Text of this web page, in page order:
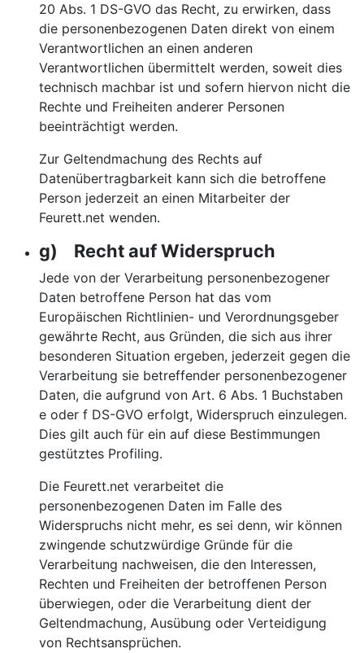
20 Abs. 1 DS-GVO das Recht, zu erwirken, dass
die personenbezogenen Daten direkt von einem
Verantwortlichen an einen anderen
Verantwortlichen übermittelt werden, soweit dies
technisch machbar ist und sofern hiervon nicht die
Rechte und Freiheiten anderer Personen
beeinträchtigt werden.
Zur Geltendmachung des Rechts auf
Datenübertragbarkeit kann sich die betroffene
Person jederzeit an einen Mitarbeiter der
Feurett.net wenden.
g) Recht auf Widerspruch
Jede von der Verarbeitung personenbezogener
Daten betroffene Person hat das vom
Europäischen Richtlinien- und Verordnungsgeber
gewährte Recht, aus Gründen, die sich aus ihrer
besonderen Situation ergeben, jederzeit gegen die
Verarbeitung sie betreffender personenbezogener
Daten, die aufgrund von Art. 6 Abs. 1 Buchstaben
e oder f DS-GVO erfolgt, Widerspruch einzulegen.
Dies gilt auch für ein auf diese Bestimmungen
gestütztes Profiling.
Die Feurett.net verarbeitet die
personenbezogenen Daten im Falle des
Widerspruchs nicht mehr, es sei denn, wir können
zwingende schutzwürdige Gründe für die
Verarbeitung nachweisen, die den Interessen,
Rechten und Freiheiten der betroffenen Person
überwiegen, oder die Verarbeitung dient der
Geltendmachung, Ausübung oder Verteidigung
von Rechtsansprüchen.